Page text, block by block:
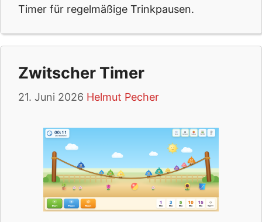
Timer für regelmäßige Trinkpausen.
Zwitscher Timer
21. Juni 2026 Helmut Pecher